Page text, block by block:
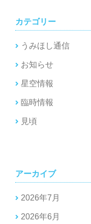
カテゴリー
うみほし通信
お知らせ
星空情報
臨時情報
見頃
アーカイブ
2026年7月
2026年6月